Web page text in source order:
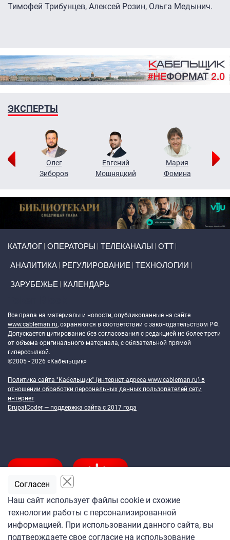
Тимофей Трибунцев, Алексей Розин, Ольга Медынич.
ЭКСПЕРТЫ
Олег
Зиборов
Евгений
Мошняцкий
Мария
Фомина
КАТАЛОГ ОПЕРАТОРЫ ТЕЛЕКАНАЛЫ ОТТ
АНАЛИТИКА РЕГУЛИРОВАНИЕ ТЕХНОЛОГИИ
ЗАРУБЕЖЬЕ КАЛЕНДАРЬ
Все права на материалы и новости, опубликованные на сайте
www.cableman.ru, охраняются в соответствии с законодательством РФ.
Допускается цитирование без согласования с редакцией не более трети
от объема оригинального материала, с обязательной прямой
гиперссылкой.
©2005 - 2026 «Кабельщик»
Политика сайта "Кабельщик" (интернет-адреса www.cableman.ru) в
отношении обработки персональных данных пользователей сети
интернет
DrupalCoder — поддержка сайта c 2017 года
Подпишитесь
на ежедневную рассылку
Наш сайт использует файлы cookie и схожие
технологии работы с персонализированной
информацией. При использовании данного сайта, вы
подтверждаете свое согласие на использование
Согласен